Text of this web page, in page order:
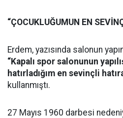
“ÇOCUKLUĞUMUN EN
Erdem, yazısında salonun
“Kapalı spor salonunun
hatırladığım en sevinçli
kullanmıştı.
27 Mayıs 1960 darbesi